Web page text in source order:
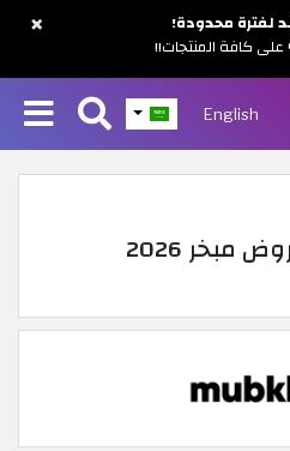
English
كوبونات خصم وعروض مبخر 2026
×
لفترة محدودة!